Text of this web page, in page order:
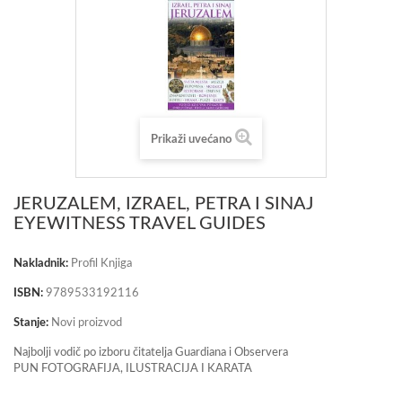
Prikaži uvećano
JERUZALEM, IZRAEL, PETRA I SINAJ
EYEWITNESS TRAVEL GUIDES
Nakladnik: Profil Knjiga
ISBN: 9789533192116
Stanje: Novi proizvod
Najbolji vodič po izboru čitatelja Guardiana i Observera
PUN FOTOGRAFIJA, ILUSTRACIJA I KARATA